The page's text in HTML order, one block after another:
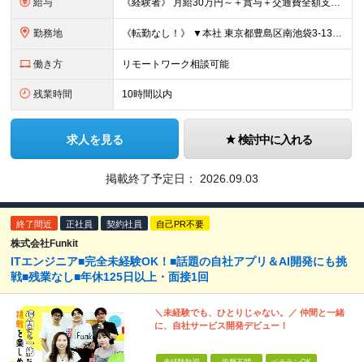
給与 《経験者》 月給30万円～＋賞与＋交通費全額支給 《未経験者》 月給23万円～＋賞与＋交通費全額支給 ※上記月給には固定残業代（20時間分／《経験者》40,600円～《未経験者》31,100円～）
勤務地 《転勤なし！》 ▼本社 東京都豊島区南池袋3-13-8 ホウエイビル9F ▼開発拠点 東京都豊島区南池袋3-13-5 KJ南池袋ビル4階 【東京本社or首都圏の各プロジェクト先】 ▼各プロジェクト
働き方 リモートワーク相談可能
残業時間 10時間以内
求人を見る 検討中に入れる
掲載終了予定日： 2026.09.03
終了間近 正社員 契約社員 自己PR不要
株式会社Funkit
ITエンジニア■完全未経験OK！■話題の自社アプリ＆AI開発にも挑
戦■残業なし■年休125日以上・面接1回
＼未経験でも、ひとりじゃない。／ 仲間と一緒
に、自社サービス開発デビュー！